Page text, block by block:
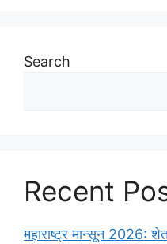
Search
Recent
महाराष्ट्र मान्सून 2026: